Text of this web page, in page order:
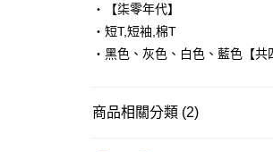
悠遊付
AFTEE先享後付
‧【柒零年代】
‧短T,短袖,棉T
‧黑色、灰色、白色、藍色【共
商品相關分類 (2)